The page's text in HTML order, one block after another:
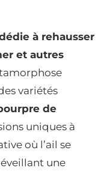
à rehausser
et autres
variétés
de
uniques à
où l’ail se
une